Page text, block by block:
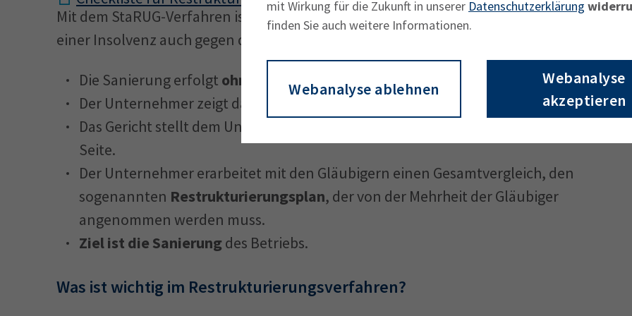
mit Wirkung für die Zukunft in unserer Datenschutzerklärung
finden Sie auch weitere Informationen.
Webanalyse ablehnen
Webanalyse
akzeptieren
Mit dem StaRUG-Verfahren ist es möglich, Sanierungsmaßnahmen auch außerhalb
einer Insolvenz auch gegen den Willen einzelner Gläubiger umzusetzen.
Die Sanierung erfolgt ohne Insolvenzantrag
Der Unternehmer zeigt das Restrukturierungsvorhaben beim Amtsgericht an.
Das Gericht stellt dem Unternehmer einen
Seite.
Der Unternehmer erarbeitet mit den Gläubigern einen Gesamtvergleich, den
sogenannten Restrukturierungsplan, der von der Mehrheit der Gläubiger
angenommen werden muss.
Ziel ist die Sanierung des Betriebs.
Was ist wichtig im Restrukturierungsverfahren?